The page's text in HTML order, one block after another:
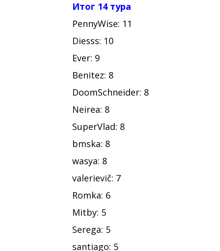
Итог 14 тура
PennyWise: 11
Diesss: 10
Ever: 9
Benitez: 8
DoomSchneider: 8
Neirea: 8
SuperVlad: 8
bmska: 8
wasya: 8
valerievič: 7
Romka: 6
Mitby: 5
Serega: 5
santiago: 5